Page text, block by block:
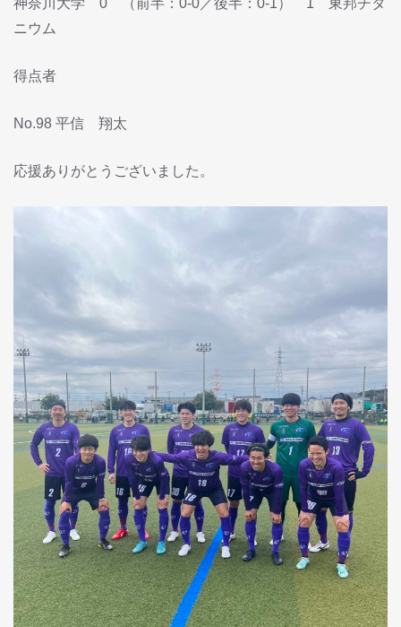
神奈川大学 0 （前半：0-0／後半：0-1） 1 東邦チタ
ニウム
得点者
No.98 平信 翔太
応援ありがとうございました。